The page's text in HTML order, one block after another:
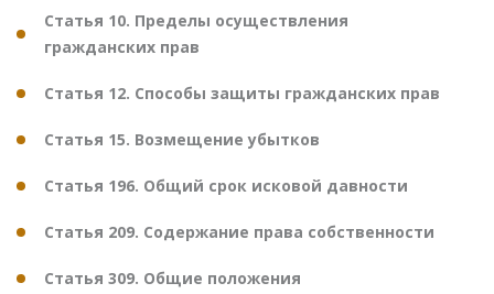
Статья 10. Пределы осуществления
гражданских прав
Статья 12. Способы защиты гражданских прав
Статья 15. Возмещение убытков
Статья 196. Общий срок исковой давности
Статья 209. Содержание права собственности
Статья 309. Общие положения